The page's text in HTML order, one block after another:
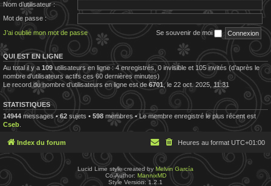
Nom d’utilisateur :
Mot de passe :
J’ai oublié mon mot de passe
Se souvenir de moi
QUI EST EN LIGNE
Au total il y a 109utilisateurs en ligne : 4 enregistrés, 0 invisible et 105 invités (d’après le
nombre d’utilisateurs actifs ces 60 dernières minutes)
Le record du nombre d’utilisateurs en ligne est de6701, le 22 oct. 2025, 11:31
STATISTIQUES
14944 messages •62 sujets • 598 membres • Le membre enregistré le plus récent est
Cseb
Index du forum Heures au format UTC+01:00
Lucid Lime style created by Melvin García
Co-Author: MannixMD
Style Version: 1.2.1